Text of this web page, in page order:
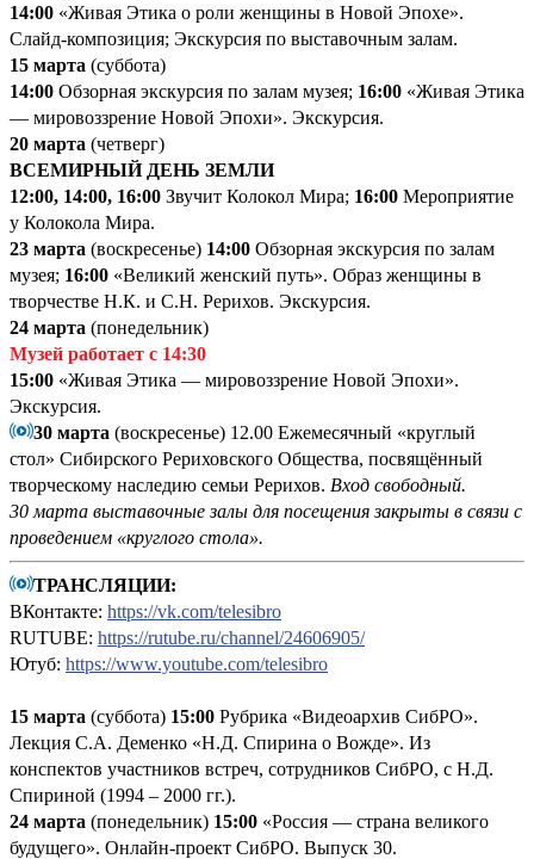
14:00 «Живая Этика о роли женщины в Новой Эпохе».
Слайд-композиция; Экскурсия по выставочным залам.
15 марта (суббота)
14:00 Обзорная экскурсия по залам музея; 16:00 «Живая Этика
— мировоззрение Новой Эпохи». Экскурсия.
20 марта (четверг)
ВСЕМИРНЫЙ ДЕНЬ ЗЕМЛИ
12:00, 14:00, 16:00 Звучит Колокол Мира; 16:00 Мероприятие
у Колокола Мира.
23 марта (воскресенье) 14:00 Обзорная экскурсия по залам
музея; 16:00 «Великий женский путь». Образ женщины в
творчестве Н.К. и С.Н. Рерихов. Экскурсия.
24 марта (понедельник)
Музей работает с 14:30
15:00 «Живая Этика — мировоззрение Новой Эпохи».
Экскурсия.
30 марта (воскресенье) 12.00 Ежемесячный «круглый
стол» Сибирского Рериховского Общества, посвящённый
творческому наследию семьи Рерихов. Вход свободный.
30 марта выставочные залы для посещения закрыты в связи с
проведением «круглого стола».
ТРАНСЛЯЦИИ:
ВКонтакте: https://vk.com/telesibro
RUTUBE: https://rutube.ru/channel/24606905/
Ютуб: https://www.youtube.com/telesibro
15 марта (суббота) 15:00 Рубрика «Видеоархив СибРО».
Лекция С.А. Деменко «Н.Д. Спирина о Вожде». Из
конспектов участников встреч, сотрудников СибРО, с Н.Д.
Спириной (1994 – 2000 гг.).
24 марта (понедельник) 15:00 «Россия — страна великого
будущего». Онлайн-проект СибРО. Выпуск 30.